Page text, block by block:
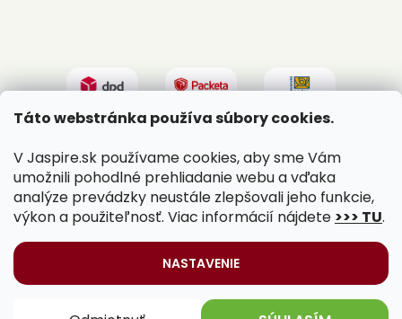
Táto webstránka používa súbory cookies.
V Jaspire.sk používame cookies, aby sme Vám
umožnili pohodlné prehliadanie webu a vďaka
analýze prevádzky neustále zlepšovali jeho funkcie,
výkon a použiteľnosť. Viac informácií nájdete >>> TU.
NASTAVENIE
Jaspire.sk. Všetky práva vyhradené.